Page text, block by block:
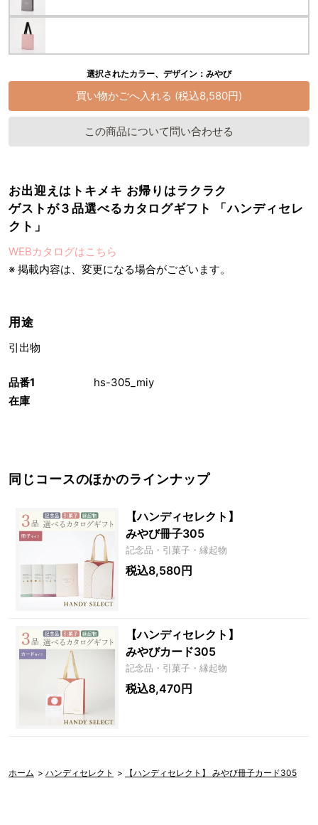
品番1
hs-305_miy
在庫
選択されたカラー、デザイン：みやび
この商品について問い合わせる
お出迎えはトキメキ お帰りはラクラク
ゲストが３品選べるカタログギフト 「ハンディセレ
クト」
WEBカタログはこちら
※ 掲載内容は、変更になる場合がございます。
用途
引出物
同じコースのほかのラインナップ
【ハンディセレクト】
みやび冊子305
記念品・引菓子・縁起物
税込8,580円
【ハンディセレクト】
みやびカード305
記念品・引菓子・縁起物
税込8,470円
ホーム > ハンディセレクト > 【ハンディセレクト】 みやび冊子カード305